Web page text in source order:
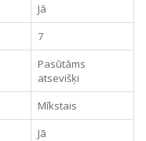
Jā
7
Pasūtāms
atsevišķi
Mīkstais
Jā